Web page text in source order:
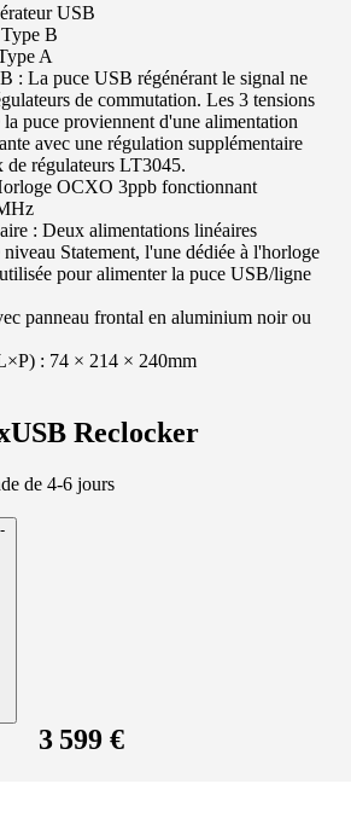
USB
B
A
: La puce USB régénérant le signal ne
de commutation. Les 3 tensions
la puce proviennent d'une alimentation
avec une régulation supplémentaire
de régulateurs LT3045.
OCXO 3ppb fonctionnant
: Deux alimentations linéaires
niveau Statement, l'une dédiée à l'horloge
pour alimenter la puce USB/ligne
panneau frontal en aluminium noir ou
: 74 × 214 × 240mm
Reclocker
de 4-6 jours
3 599 €